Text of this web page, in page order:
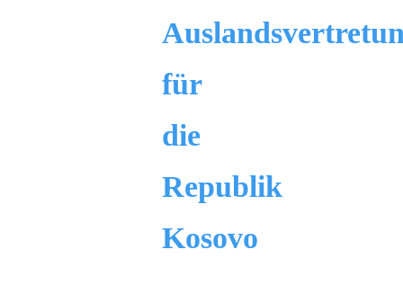
für
die
Republik
Kosovo